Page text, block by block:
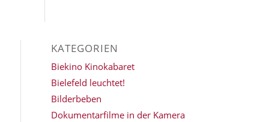
KATEGORIEN
Biekino Kinokabaret
Bielefeld leuchtet!
Bilderbeben
Dokumentarfilme in der Kamera